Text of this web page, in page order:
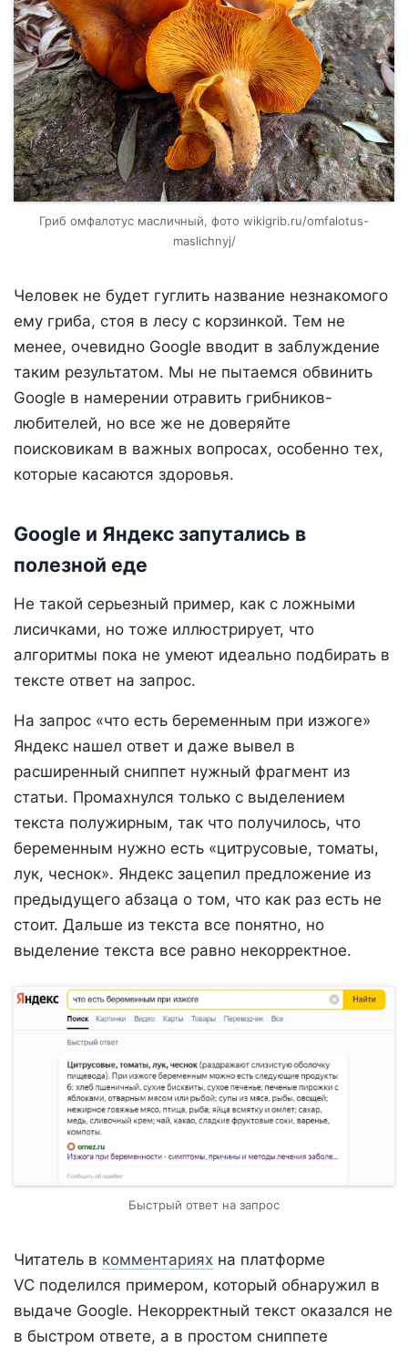
Гриб омфалотус масличный, фото wikigrib.ru/omfalotus-
maslichnyj/
Человек не будет гуглить название незнакомого
ему гриба, стоя в лесу с корзинкой. Тем не
менее, очевидно Google вводит в заблуждение
таким результатом. Мы не пытаемся обвинить
Google в намерении отравить грибников-
любителей, но все же не доверяйте
поисковикам в важных вопросах, особенно тех,
которые касаются здоровья.
Google и Яндекс запутались в
полезной еде
Не такой серьезный пример, как с ложными
лисичками, но тоже иллюстрирует, что
алгоритмы пока не умеют идеально подбирать в
тексте ответ на запрос.
На запрос «что есть беременным при изжоге»
Яндекс нашел ответ и даже вывел в
расширенный сниппет нужный фрагмент из
статьи. Промахнулся только с выделением
текста полужирным, так что получилось, что
беременным нужно есть «цитрусовые, томаты,
лук, чеснок». Яндекс зацепил предложение из
предыдущего абзаца о том, что как раз есть не
стоит. Дальше из текста все понятно, но
выделение текста все равно некорректное.
Быстрый ответ на запрос
Читатель в комментариях на платформе
VC поделился примером, который обнаружил в
выдаче Google. Некорректный текст оказался не
в быстром ответе, а в простом сниппете